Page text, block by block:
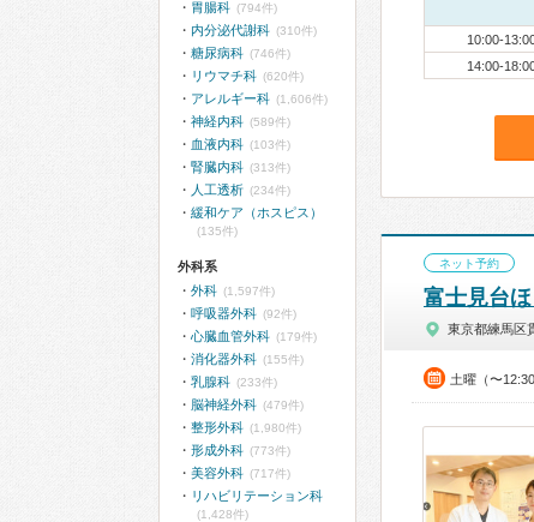
10:00-
14:00-
ネット予約
富士見台
東京都練馬区
土曜（〜12:30
胃腸科 (794件)
内分泌代謝科 (310件)
糖尿病科 (746件)
リウマチ科 (620件)
アレルギー科 (1,606件)
神経内科 (589件)
血液内科 (103件)
腎臓内科 (313件)
人工透析 (234件)
緩和ケア（ホスピス）
(135件)
外科系
外科 (1,597件)
呼吸器外科 (92件)
心臓血管外科 (179件)
消化器外科 (155件)
乳腺科 (233件)
脳神経外科 (479件)
整形外科 (1,980件)
形成外科 (773件)
美容外科 (717件)
リハビリテーション科
(1,428件)